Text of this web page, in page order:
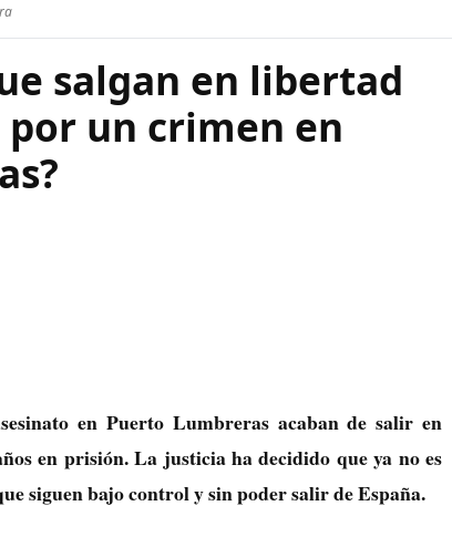
salgan en libertad
por un crimen en
en Puerto Lumbreras acaban de salir en
en prisión. La justicia ha decidido que ya no es
siguen bajo control y sin poder salir de España.